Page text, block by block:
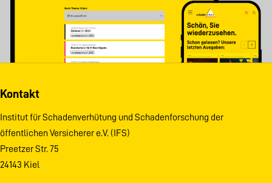
Kontakt
Institut für Schadenverhütung und Schadenforschung der
öffentlichen Versicherer e.V. (IFS)
Preetzer Str. 75
24143 Kiel